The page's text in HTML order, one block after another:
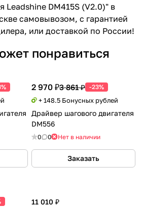
Leadshine DM415S (V2.0)" в
самовывозом, с гарантией
или доставкой по России!
понравиться
2 970 ₽3 861 ₽ -23%
+ 148.5 Бонусных рублей
Драйвер шагового двигателя
DM556
0 0 Нет в наличии
Заказать
11 010 ₽